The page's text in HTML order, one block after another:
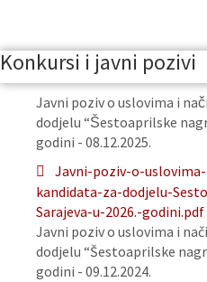
Konkursi i javni pozivi
Javni poziv o uslovima i
dodjelu “Šestoaprilske
godini - 08.12.2025.
Javni-poziv-o-
kandidata-za-dodjelu-
Sarajeva-u-2026.-godini.pdf
Javni poziv o uslovima i
dodjelu “Šestoaprilske
godini - 09.12.2024.